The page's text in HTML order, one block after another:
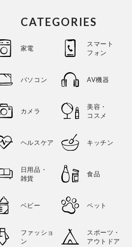
CATEGORIES
家電
スマート
フォン
パソコン AV機器
カメラ
美容・
コスメ
ヘルスケア キッチン
日用品・
雑貨
食品
ベビー ペット
ファッショ
ン
スポーツ・
アウトドア